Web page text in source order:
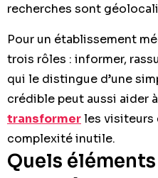
recherches sont
Pour un établissement
trois rôles : informer,
qui le distingue d’une
crédible peut aussi aider à
transformerles visiteurs
complexité inutile.
Quels